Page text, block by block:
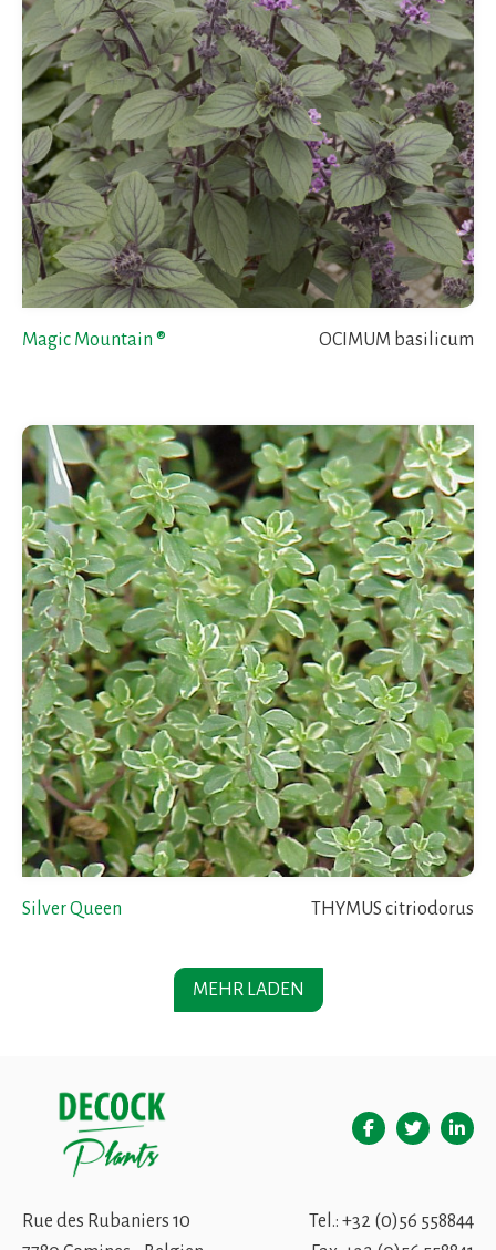
Magic Mountain ® OCIMUM basilicum
Silver Queen THYMUS citriodorus
MEHR LADEN
Rue des Rubaniers 10
Tel.: +32 (0)56 558844